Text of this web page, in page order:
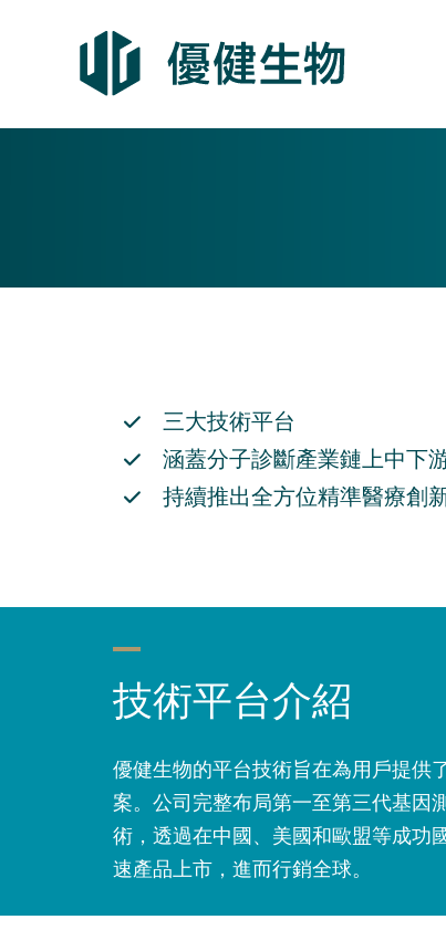
三大技術平台
涵蓋分子診斷產業鏈上中下
持續推出全方位精準醫療創
技術平台介紹
優健生物的平台技術旨在為用戶提供
案。公司完整布局第一至第三代基因
術，透過在中國、美國和歐盟等成功
速產品上市，進而行銷全球。